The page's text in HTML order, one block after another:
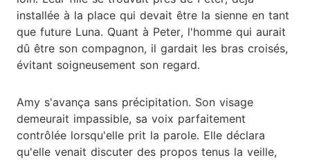
installée à la place qui devait être la sienne en tant
que future Luna. Quant à Peter, l'homme qui aurait
dû être son compagnon, il gardait les bras croisés,
évitant soigneusement son regard.
Amy s'avança sans précipitation. Son visage
demeurait impassible, sa voix parfaitement
contrôlée lorsqu'elle prit la parole. Elle déclara
qu'elle venait discuter des propos tenus la veille,